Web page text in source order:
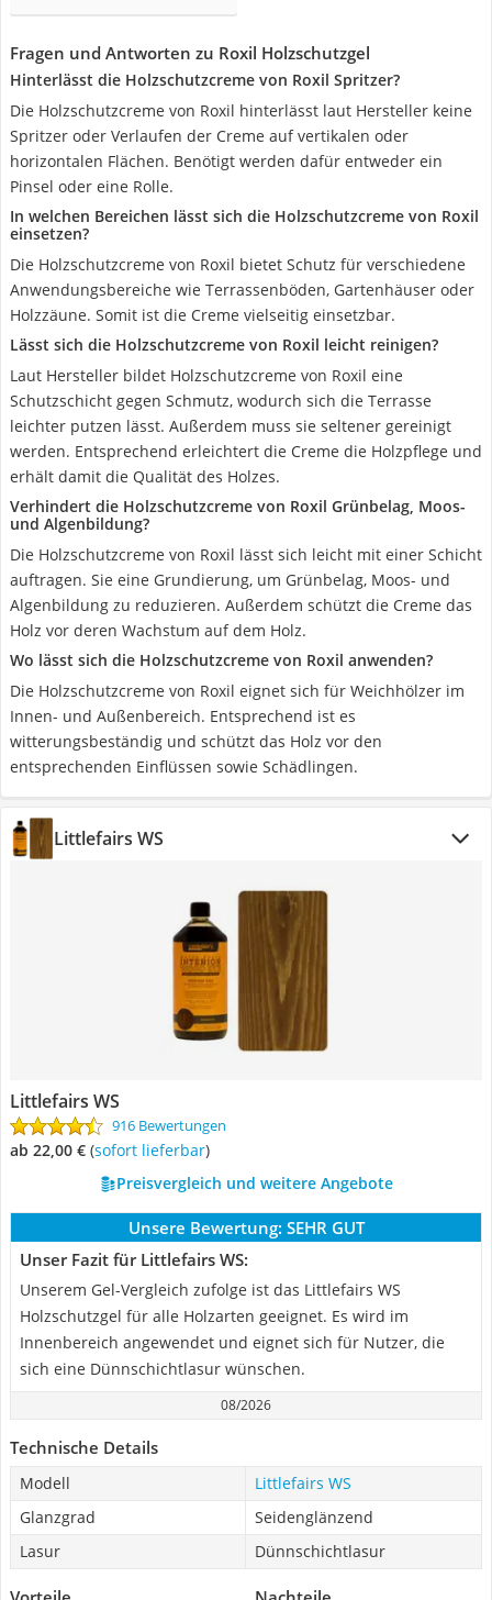
Fragen und Antworten zu Roxil Holzschutzgel
Hinterlässt die Holzschutzcreme von Roxil Spritzer?
Die Holzschutzcreme von Roxil hinterlässt laut Hersteller keine
Spritzer oder Verlaufen der Creme auf vertikalen oder
horizontalen Flächen. Benötigt werden dafür entweder ein
Pinsel oder eine Rolle.
In welchen Bereichen lässt sich die Holzschutzcreme von Roxil
einsetzen?
Die Holzschutzcreme von Roxil bietet Schutz für verschiedene
Anwendungsbereiche wie Terrassenböden, Gartenhäuser oder
Holzzäune. Somit ist die Creme vielseitig einsetzbar.
Lässt sich die Holzschutzcreme von Roxil leicht reinigen?
Laut Hersteller bildet Holzschutzcreme von Roxil eine
Schutzschicht gegen Schmutz, wodurch sich die Terrasse
leichter putzen lässt. Außerdem muss sie seltener gereinigt
werden. Entsprechend erleichtert die Creme die Holzpflege und
erhält damit die Qualität des Holzes.
Verhindert die Holzschutzcreme von Roxil Grünbelag, Moos-
und Algenbildung?
Die Holzschutzcreme von Roxil lässt sich leicht mit einer Schicht
auftragen. Sie eine Grundierung, um Grünbelag, Moos- und
Algenbildung zu reduzieren. Außerdem schützt die Creme das
Holz vor deren Wachstum auf dem Holz.
Wo lässt sich die Holzschutzcreme von Roxil anwenden?
Die Holzschutzcreme von Roxil eignet sich für Weichhölzer im
Innen- und Außenbereich. Entsprechend ist es
witterungsbeständig und schützt das Holz vor den
entsprechenden Einflüssen sowie Schädlingen.
Littlefairs WS
Littlefairs WS
916 Bewertungen
ab 22,00 € ( Sofort lieferbar)
Preisvergleich und weitere Angebote
Unsere Bewertung: SEHR GUT
Unser Fazit für Littlefairs WS:
Unserem Gel-Vergleich zufolge ist das Littlefairs WS
Holzschutzgel für alle Holzarten geeignet. Es wird im
Innenbereich angewendet und eignet sich für Nutzer, die
sich eine Dünnschichtlasur wünschen.
08/2026
Technische Details
Modell
Littlefairs WS
Glanzgrad
Seidenglänzend
Lasur
Dünnschichtlasur